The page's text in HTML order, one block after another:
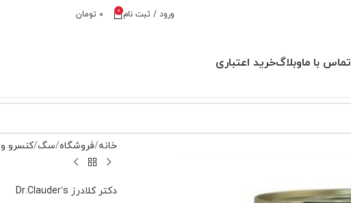
ورود / ثبت نام 0 ۰ تومان
تماس با ماوبلاگخرید اعتباری
خانه فروشگاه سگ کنسرو
دکتر کلادرز Dr.Clauder’s